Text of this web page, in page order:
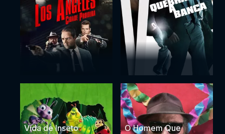
Vida de Inseto
O Homem Que